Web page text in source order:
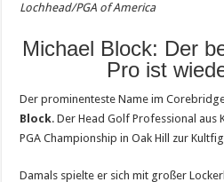
Lochhead/PGA of America
Michael Block: Der
Pro ist
Der prominenteste Name im
Block. Der Head Golf Professional
PGA Championship in Oak Hill zur
Damals spielte er sich mit großer